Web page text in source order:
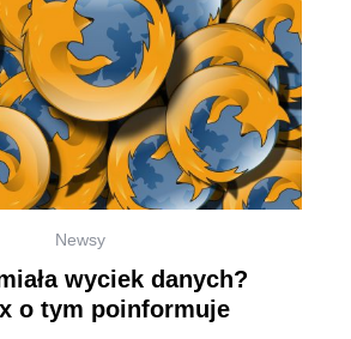
Newsy
wyciek danych?
o tym poinformuje